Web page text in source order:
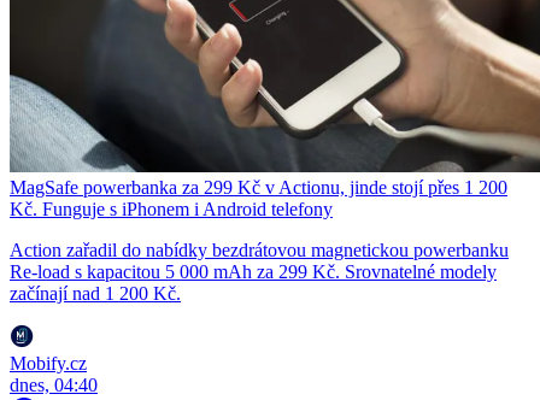
MagSafe powerbanka za 299 Kč v Actionu, jinde stojí přes 1 200
Kč. Funguje s iPhonem i Android telefony
Action zařadil do nabídky bezdrátovou magnetickou powerbanku
Re-load s kapacitou 5 000 mAh za 299 Kč. Srovnatelné modely
začínají nad 1 200 Kč.
Mobify.cz
dnes, 04:40